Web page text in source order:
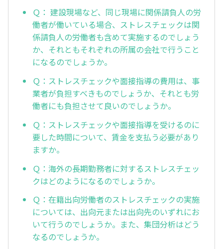
Ｑ： 建設現場など、同じ現場に関係請負人の労
働者が働いている場合、ストレスチェックは関
係請負人の労働者も含めて実施するのでしょう
か、それともそれぞれの所属の会社で行うこと
になるのでしょうか。
Ｑ：ストレスチェックや面接指導の費用は、事
業者が負担すべきものでしょうか、それとも労
働者にも負担させて良いのでしょうか。
Ｑ：ストレスチェックや面接指導を受けるのに
要した時間について、賃金を支払う必要があり
ますか。
Ｑ：海外の長期勤務者に対するストレスチェッ
クはどのようになるのでしょうか。
Ｑ：在籍出向労働者のストレスチェックの実施
については、出向元または出向先のいずれにお
いて行うのでしょうか。また、集団分析はどう
なるのでしょうか。